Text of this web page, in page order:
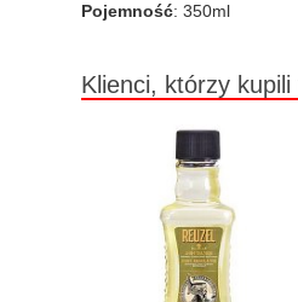
Pojemność: 350ml
Klienci, którzy